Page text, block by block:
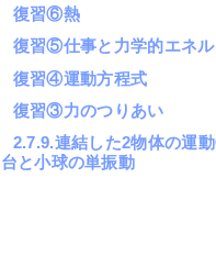
復習⑥熱
復習⑤仕事と力学的エネル
復習④運動方程式
復習③力のつりあい
2.7.9.連結した2物体の運
と小球の単振動